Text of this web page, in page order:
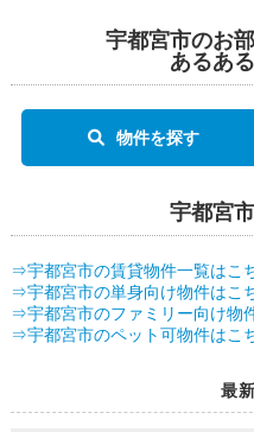
宇都宮市のお
あるあ
物件を探す
宇都宮
⇒宇都宮市の賃貸物件一覧はこ
⇒宇都宮市の単身向け物件はこ
⇒宇都宮市のファミリー向け物
⇒宇都宮市のペット可物件はこ
最